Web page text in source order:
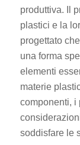
produttiva. Il
plastici e la
progettato
una forma
elementi
materie
componenti, i
soddisfare le